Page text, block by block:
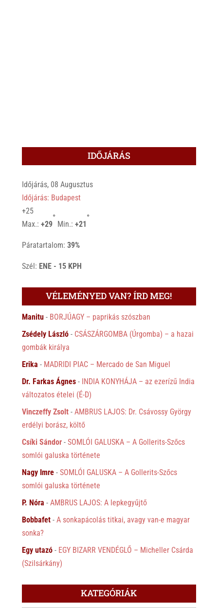
IDŐJÁRÁS
Időjárás, 08 Augusztus
Időjárás: Budapest
+25
Max.: +29
°
Min.: +21
°
Páratartalom: 39%
Szél: ENE - 15 KPH
VÉLEMÉNYED VAN? ÍRD MEG!
Manitu- BORJÚAGY – paprikás szószban
Zsédely László- CSÁSZÁRGOMBA (Úrgomba) – a hazai
gombák királya
Erika - MADRIDI PIAC – Mercado de San Miguel
Dr. Farkas Ágnes- INDIA KONYHÁJA – az ezerízű India
változatos ételei (É-D)
Vinczeffy Zsolt- AMBRUS LAJOS: Dr. Csávossy György
erdélyi borász, költő
Csíki Sándor- SOMLÓI GALUSKA – A Gollerits-Szőcs
somlói galuska története
Nagy Imre- SOMLÓI GALUSKA – A Gollerits-Szőcs
somlói galuska története
P. Nóra - AMBRUS LAJOS: A lepkegyűjtő
Bobbafet- A sonkapácolás titkai, avagy van-e magyar
sonka?
Egy utazó- EGY BIZARR VENDÉGLŐ – Micheller Csárda
(Szilsárkány)
KATEGÓRIÁK